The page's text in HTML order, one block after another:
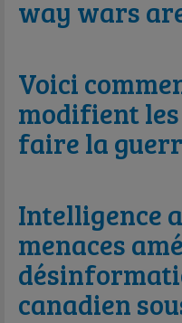
way wars
Voici
modifient
faire la
Intelligence
menaces
canadien